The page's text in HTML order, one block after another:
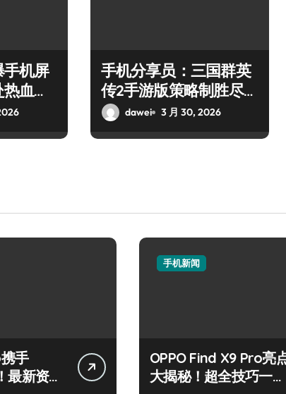
机屏
血枪
手机分享员：三国群英
传2手游版策略制胜尽享
乱世群雄逐鹿
dawei 3 月 30, 2026
手
最新资讯
手机新闻
OPPO Find X9 Pro亮
大揭秘！超全技巧一键